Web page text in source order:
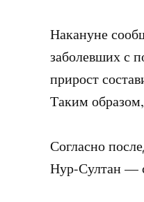
Накануне
заболевших с
прирост
Таким
Согласно
Нур-Султан —